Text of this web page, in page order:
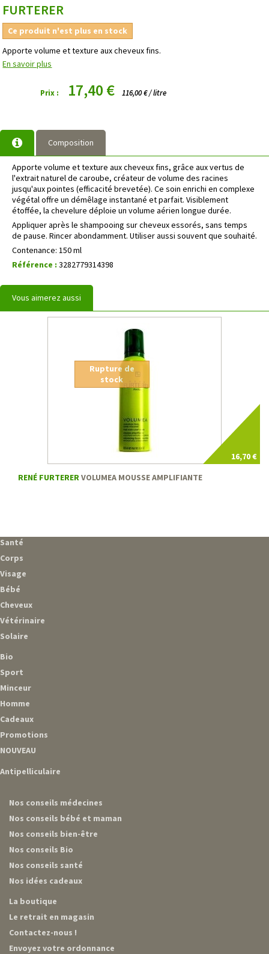
FURTERER
Ce produit n'est plus en stock
Apporte volume et texture aux cheveux fins.
En savoir plus
Prix : 17,40 € 116,00 € / litre
Composition
Apporte volume et texture aux cheveux fins, grâce aux vertus de
l'extrait naturel de caroube, créateur de volume des racines
jusqu'aux pointes (efficacité brevetée). Ce soin enrichi en complexe
végétal offre un démêlage instantané et parfait. Visiblement
étoffée, la chevelure déploie un volume aérien longue durée.
Appliquer après le shampooing sur cheveux essorés, sans temps
de pause. Rincer abondamment. Utiliser aussi souvent que souhaité.
Contenance: 150 ml
Référence : 3282779314398
Vous aimerez aussi
16,70 €
Rupture de
stock
RENÉ FURTERERVOLUMEA MOUSSE AMPLIFIANTE
Santé
Corps
Visage
Bébé
Cheveux
Vétérinaire
Solaire
Bio
Sport
Minceur
Homme
Cadeaux
Promotions
NOUVEAU
Antipelliculaire
Nos conseils médecines
Nos conseils bébé et maman
Nos conseils bien-être
Nos conseils Bio
Nos conseils santé
Nos idées cadeaux
La boutique
Le retrait en magasin
Contactez-nous !
Envoyez votre ordonnance